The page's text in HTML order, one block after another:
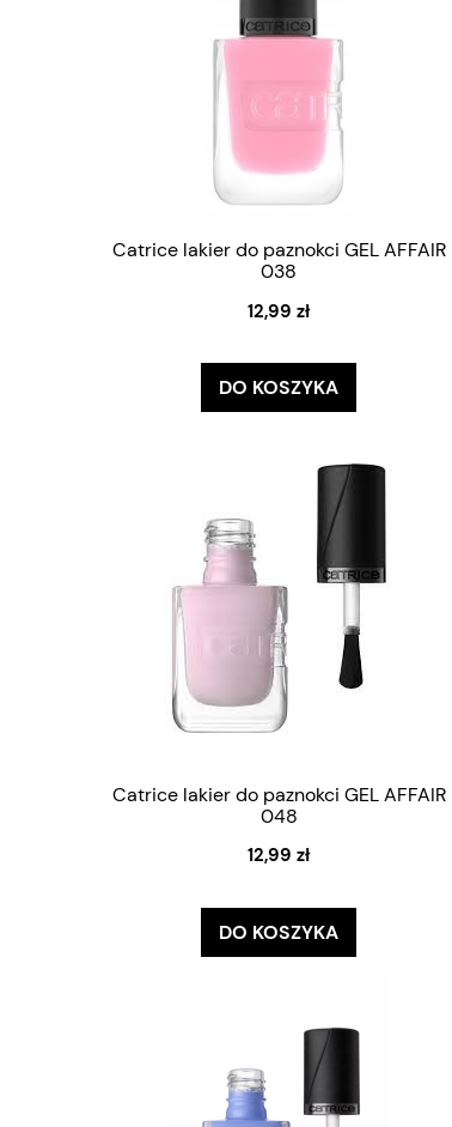
Catrice lakier do paznokci GEL AFFAIR
038
12,99 zł
DO KOSZYKA
Catrice lakier do paznokci GEL AFFAIR
048
12,99 zł
DO KOSZYKA